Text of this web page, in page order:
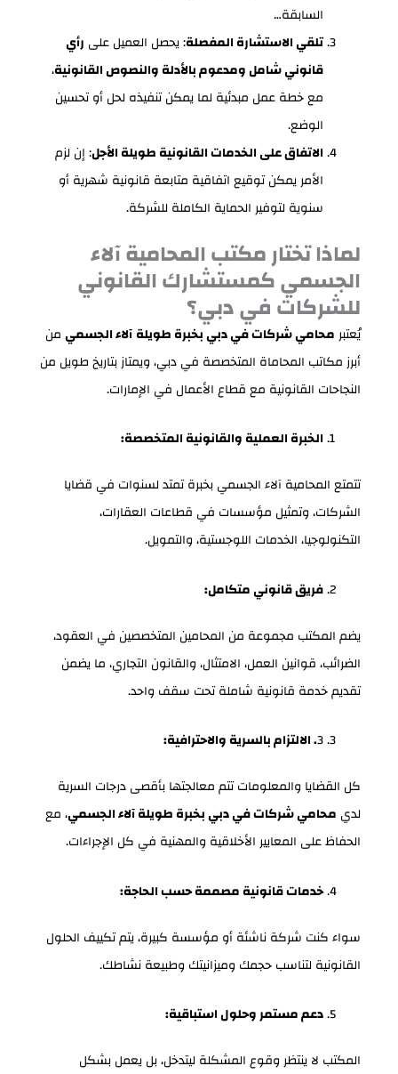
السابقة…
تلقي الاستشارة المفصلة: يحصل العميل على رأي
قانوني شامل ومدعوم بالأدلة والنصوص القانونية،
مع خطة عمل مبدئية لما يمكن تنفيذه لحل أو تحسين
الوضع.
الاتفاق على الخدمات القانونية طويلة الأجل: إن لزم
الأمر يمكن توقيع اتفاقية متابعة قانونية شهرية أو
سنوية لتوفير الحماية الكاملة للشركة.
لماذا تختار مكتب المحامية آلاء
الجسمي كمستشارك القانوني
للشركات في دبي؟
يُعتبرمحامي شركات في دبي بخبرة طويلة آلاء الجسميمن
أبرز مكاتب المحاماة المتخصصة في دبي، ويمتاز بتاريخ طويل من
النجاحات القانونية مع قطاع الأعمال في الإمارات.
الخبرة العملية والقانونية المتخصصة:
تتمتع المحامية آلاء الجسمي بخبرة تمتد لسنوات في قضايا
الشركات، وتمثيل مؤسسات في قطاعات العقارات،
التكنولوجيا، الخدمات اللوجستية، والتمويل.
فريق قانوني متكامل:
يضم المكتب مجموعة من المحامين المتخصصين في العقود،
الضرائب، قوانين العمل، الامتثال، والقانون التجاري، ما يضمن
تقديم خدمة قانونية شاملة تحت سقف واحد.
3. الالتزام بالسرية والاحترافية:
كل القضايا والمعلومات تتم معالجتها بأقصى درجات السرية
لدي محامي شركات في دبي بخبرة طويلة آلاء الجسمي، مع
الحفاظ على المعايير الأخلاقية والمهنية في كل الإجراءات.
خدمات قانونية مصممة حسب الحاجة:
سواء كنت شركة ناشئة أو مؤسسة كبيرة، يتم تكييف الحلول
القانونية لتناسب حجمك وميزانيتك وطبيعة نشاطك.
دعم مستمر وحلول استباقية:
المكتب لا ينتظر وقوع المشكلة ليتدخل، بل يعمل بشكل